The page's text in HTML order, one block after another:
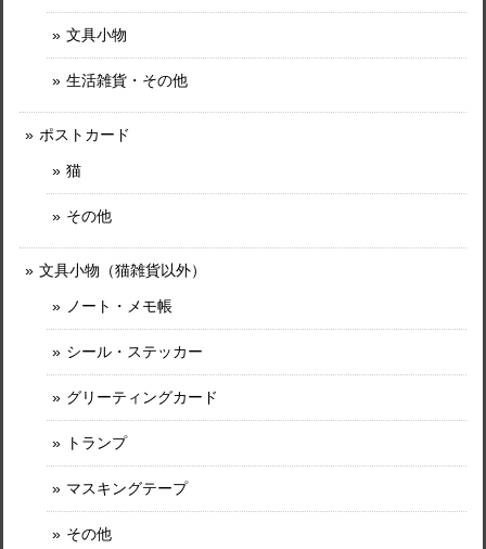
文具小物
生活雑貨・その他
ポストカード
猫
その他
文具小物（猫雑貨以外）
ノート・メモ帳
シール・ステッカー
グリーティングカード
トランプ
マスキングテープ
その他